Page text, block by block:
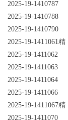
2025-19-1410787
2025-19-1410788
2025-19-1410790
2025-19-1411061精
2025-19-1411062
2025-19-1411063
2025-19-1411064
2025-19-1411066
2025-19-1411067精
2025-19-1411070